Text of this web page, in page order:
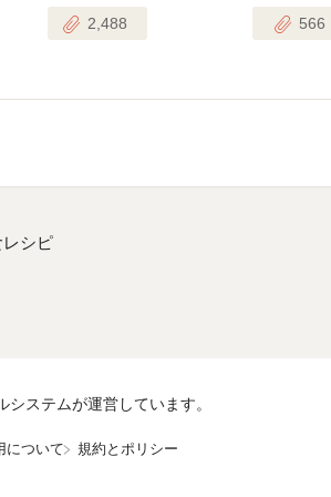
2,488 566
シピ
システムが運営しています。
について 規約とポリシー